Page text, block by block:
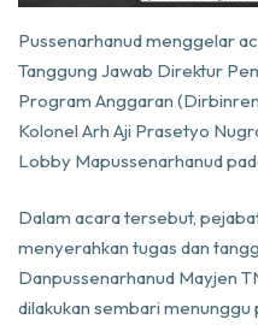
Pussenarhanud menggelar
Tanggung Jawab Direktur
Program Anggaran
Kolonel Arh Aji Prasetyo
Lobby Mapussenarhanud
Dalam acara tersebut,
menyerahkan tugas dan
Danpussenarhanud Mayjen
dilakukan sembari